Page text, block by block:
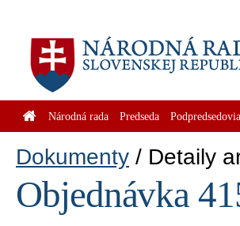
Národná rada Predseda Podpredsedovia
Dokumenty Detaily
Objednávka